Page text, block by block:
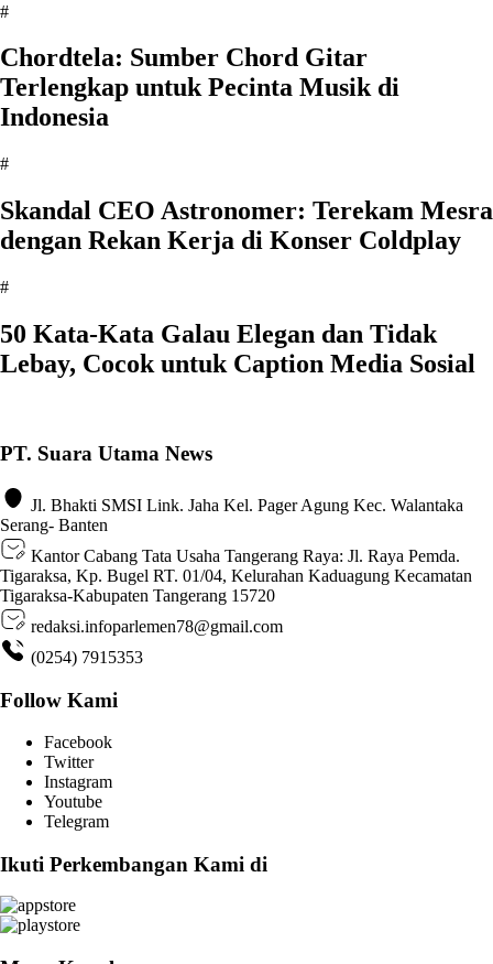
#
Chordtela: Sumber Chord Gitar
Terlengkap untuk Pecinta Musik di
Indonesia
#
Skandal CEO Astronomer: Terekam Mesra
dengan Rekan Kerja di Konser Coldplay
#
50 Kata-Kata Galau Elegan dan Tidak
Lebay, Cocok untuk Caption Media Sosial
PT. Suara Utama News
Jl. Bhakti SMSI Link. Jaha Kel. Pager Agung Kec. Walantaka
Serang- Banten
Kantor Cabang Tata Usaha Tangerang Raya: Jl. Raya Pemda.
Tigaraksa, Kp. Bugel RT. 01/04, Kelurahan Kaduagung Kecamatan
Tigaraksa-Kabupaten Tangerang 15720
redaksi.infoparlemen78@gmail.com
(0254) 7915353
Follow Kami
Facebook
Twitter
Instagram
Youtube
Telegram
Ikuti Perkembangan Kami di